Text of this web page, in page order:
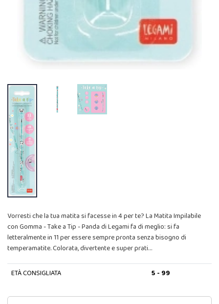
Vorresti che la tua matita si facesse in 4 per te? La Matita Impilabile
con Gomma - Take a Tip - Panda di Legami fa di meglio: si fa
letteralmente in 11 per essere sempre pronta senza bisogno di
temperamatite. Colorata, divertente e super prati…
ETÀ CONSIGLIATA 5 - 99